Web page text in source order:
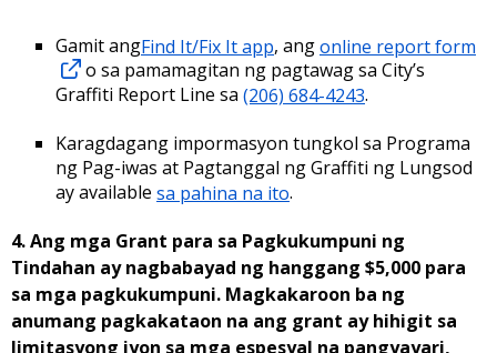
Gamit angFind It/Fix It app, angonline report form
o sa pamamagitan ng pagtawag sa City’s
Graffiti Report Line sa (206) 684-4243.
Karagdagang impormasyon tungkol sa Programa
ng Pag-iwas at Pagtanggal ng Graffiti ng Lungsod
ay available sa pahina na ito.
4. Ang mga Grant para sa Pagkukumpuni ng
Tindahan ay nagbabayad ng hanggang $5,000 para
sa mga pagkukumpuni. Magkakaroon ba ng
anumang pagkakataon na ang grant ay hihigit sa
limitasyong iyon sa mga espesyal na pangyayari,